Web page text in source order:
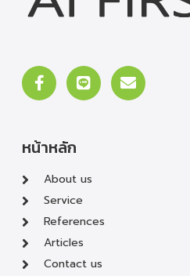
หน้าหลัก
About us
Service
References
Articles
Contact us